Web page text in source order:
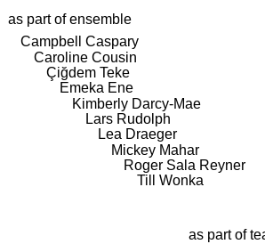
as part of ensemble
Campbell Caspary
Caroline Cousin
Çiğdem Teke
Emeka Ene
Kimberly Darcy-Mae
Lars Rudolph
Lea Draeger
Mickey Mahar
Roger Sala Reyner
Till Wonka
as part of